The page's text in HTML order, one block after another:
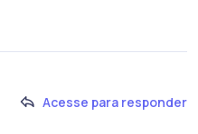
Acesse para responder